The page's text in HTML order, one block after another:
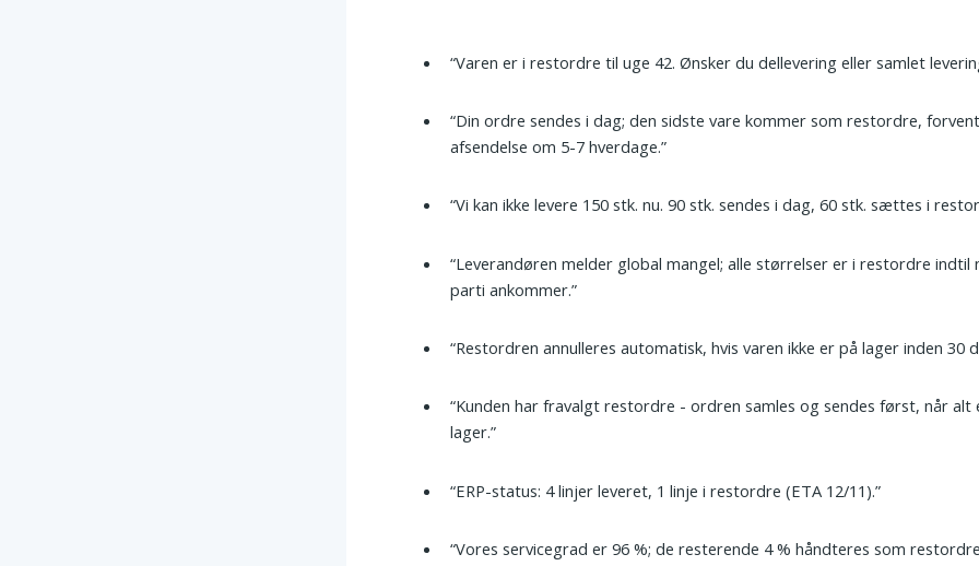
“Varen er i restordre til uge 42. Ønsker du dellevering eller samlet
“Din ordre sendes i dag; den sidste vare kommer som restordre,
afsendelse om 5-7 hverdage.”
“Vi kan ikke levere 150 stk. nu. 90 stk. sendes i dag, 60 stk. sættes i
“Leverandøren melder global mangel; alle størrelser er i restordre indtil
parti ankommer.”
“Restordren annulleres automatisk, hvis varen ikke er på lager inden 30
“Kunden har fravalgt restordre - ordren samles og sendes først, når alt
lager.”
“ERP-status: 4 linjer leveret, 1 linje i restordre (ETA 12/11).”
“Vores servicegrad er 96 %; de resterende 4 % håndteres som